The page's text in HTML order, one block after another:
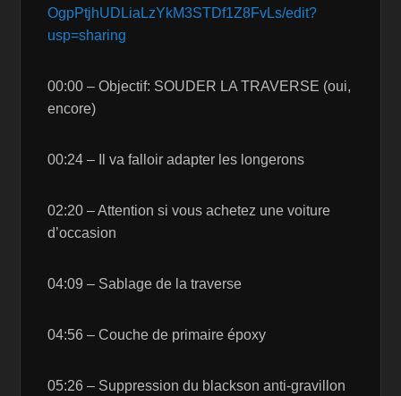
OgpPtjhUDLiaLzYkM3STDf1Z8FvLs/edit?
usp=sharing
00:00 – Objectif: SOUDER LA TRAVERSE (oui,
encore)
00:24 – Il va falloir adapter les longerons
02:20 – Attention si vous achetez une voiture
d’occasion
04:09 – Sablage de la traverse
04:56 – Couche de primaire époxy
05:26 – Suppression du blackson anti-gravillon